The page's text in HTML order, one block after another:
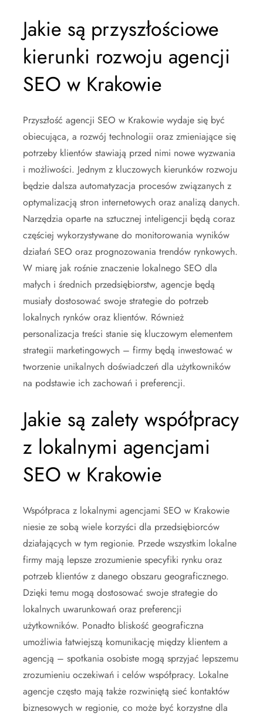
Jakie są przyszłościowe
kierunki rozwoju agencji
SEO w Krakowie
Przyszłość agencji SEO w Krakowie wydaje się być
obiecująca, a rozwój technologii oraz zmieniające się
potrzeby klientów stawiają przed nimi nowe wyzwania
i możliwości. Jednym z kluczowych kierunków rozwoju
będzie dalsza automatyzacja procesów związanych z
optymalizacją stron internetowych oraz analizą danych.
Narzędzia oparte na sztucznej inteligencji będą coraz
częściej wykorzystywane do monitorowania wyników
działań SEO oraz prognozowania trendów rynkowych.
W miarę jak rośnie znaczenie lokalnego SEO dla
małych i średnich przedsiębiorstw, agencje będą
musiały dostosować swoje strategie do potrzeb
lokalnych rynków oraz klientów. Również
personalizacja treści stanie się kluczowym elementem
strategii marketingowych – firmy będą inwestować w
tworzenie unikalnych doświadczeń dla użytkowników
na podstawie ich zachowań i preferencji.
Jakie są zalety współpracy
z lokalnymi agencjami
SEO w Krakowie
Współpraca z lokalnymi agencjami SEO w Krakowie
niesie ze sobą wiele korzyści dla przedsiębiorców
działających w tym regionie. Przede wszystkim lokalne
firmy mają lepsze zrozumienie specyfiki rynku oraz
potrzeb klientów z danego obszaru geograficznego.
Dzięki temu mogą dostosować swoje strategie do
lokalnych uwarunkowań oraz preferencji
użytkowników. Ponadto bliskość geograficzna
umożliwia łatwiejszą komunikację między klientem a
agencją – spotkania osobiste mogą sprzyjać lepszemu
zrozumieniu oczekiwań i celów współpracy. Lokalne
agencje często mają także rozwiniętą sieć kontaktów
biznesowych w regionie, co może być korzystne dla